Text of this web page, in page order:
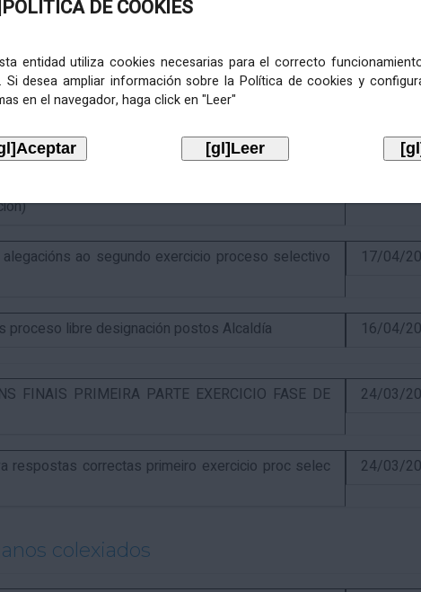
DE COOKIES
entidad utiliza cookies necesarias para el correcto
Si desea ampliar información sobre la Política de cookies y
en el navegador, haga click en "Leer"
1º exercicio e anuncio final proceso elaboración
2º exercicio e puntuación provisional de concurso
definitiva concurso e anuncio final do proceso de
alegacións ao segundo exercicio proceso selectivo
17/04/
proceso libre designación postos Alcaldía 16/04/
FINAIS PRIMEIRA PARTE EXERCICIO FASE DE
24/03/
respostas correctas primeiro exercicio proc selec
24/03/
colexiados